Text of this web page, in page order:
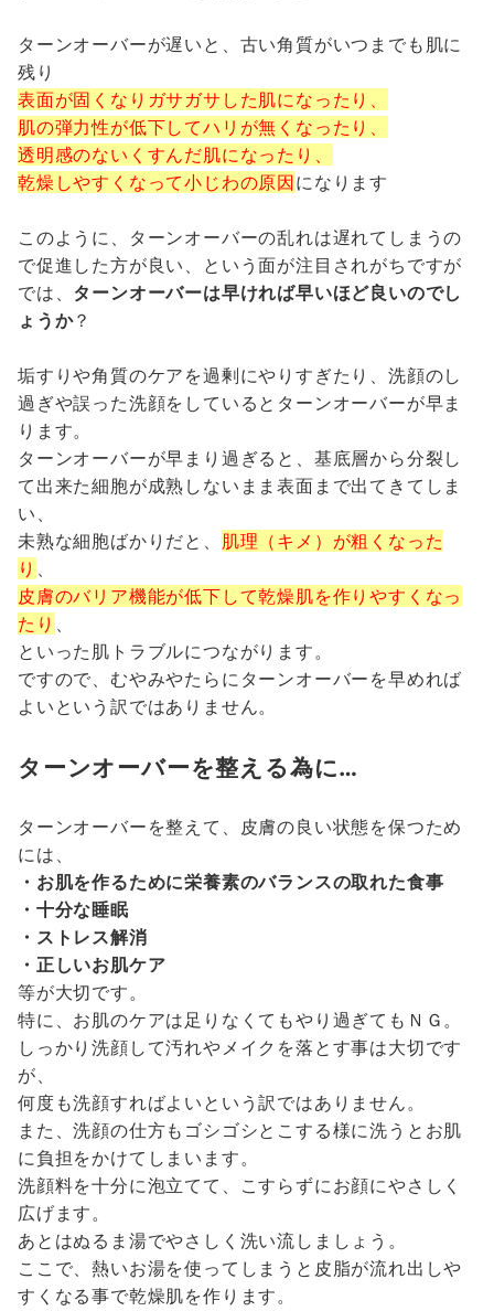
ターンオーバーが遅いと、古い角質がいつまでも肌に
残り
表面が固くなりガサガサした肌になったり、
肌の弾力性が低下してハリが無くなったり、
透明感のないくすんだ肌になったり、
乾燥しやすくなって小じわの原因になります
このように、ターンオーバーの乱れは遅れてしまうの
で促進した方が良い、という面が注目されがちですが
では、 ターンオーバーは早ければ早いほど良いのでし
ょうか？
垢すりや角質のケアを過剰にやりすぎたり、洗顔のし
過ぎや誤った洗顔をしているとターンオーバーが早ま
ります。
ターンオーバーが早まり過ぎると、基底層から分裂し
て出来た細胞が成熟しないまま表面まで出てきてしま
い、
未熟な細胞ばかりだと、 肌理（キメ）が粗くなった
り 、
皮膚のバリア機能が低下して乾燥肌を作りやすくなっ
たり 、
といった肌トラブルにつながります。
ですので、むやみやたらにターンオーバーを早めれば
よいという訳ではありません。
ターンオーバーを整える為に…
ターンオーバーを整えて、皮膚の良い状態を保つため
には、
・お肌を作るために栄養素のバランスの取れた食事
・十分な睡眠
・ストレス解消
・正しいお肌ケア
等が大切です。
特に、お肌のケアは足りなくてもやり過ぎてもＮＧ。
しっかり洗顔して汚れやメイクを落とす事は大切です
が、
何度も洗顔すればよいという訳ではありません。
また、洗顔の仕方もゴシゴシとこする様に洗うとお肌
に負担をかけてしまいます。
洗顔料を十分に泡立てて、こすらずにお顔にやさしく
広げます。
あとはぬるま湯でやさしく洗い流しましょう。
ここで、熱いお湯を使ってしまうと皮脂が流れ出しや
すくなる事で乾燥肌を作ります。